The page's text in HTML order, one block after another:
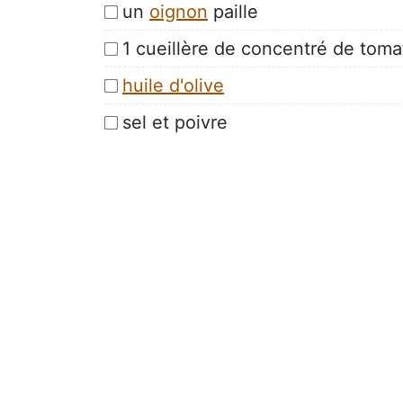
un oignon paille
1 cueillère de concentré de
huile d'olive
sel et poivre